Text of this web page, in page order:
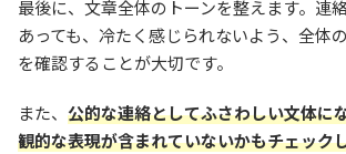
最後に、文章全体のトーンを整えます。連
あっても、冷たく感じられないよう、全体
を確認することが大切です。
また、 公的な連絡としてふさわしい文体に
観的な表現が含まれていないかもチェック